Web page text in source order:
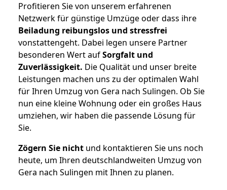
Profitieren Sie von unserem erfahrenen
Netzwerk für günstige Umzüge oder dass ihre
Beiladung reibungslos und stressfrei
vonstattengeht. Dabei legen unsere Partner
besonderen Wert aufSorgfalt und
Zuverlässigkeit. Die Qualität und unser breite
Leistungen machen uns zu der optimalen Wahl
für Ihren Umzug von Gera nach Sulingen. Ob Sie
nun eine kleine Wohnung oder ein großes Haus
umziehen, wir haben die passende Lösung für
Sie.
Zögern Sie nicht und kontaktieren Sie uns noch
heute, um Ihren deutschlandweiten Umzug von
Gera nach Sulingen mit Ihnen zu planen.